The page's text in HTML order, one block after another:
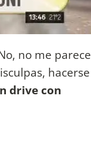
no me parece
hacerse
drive con